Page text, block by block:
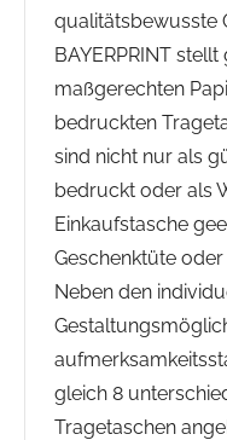
qualitätsbewusste
BAYERPRINT
maßgerechten
bedruckten
sind nicht nur als
bedruckt oder als
Einkaufstasche
Geschenktüte
Neben den
gleich 8
Tragetaschen